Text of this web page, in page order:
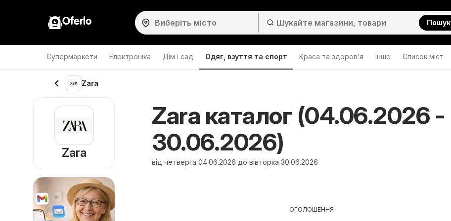
Oferlo Пошук
Супермаркети Електроніка Дім і сад Одяг, взуття та спорт Краса та здоров’я Інше Cписок міст
Zara
Zara каталог (04.06.2026 -
30.06.2026)
від четверга 04.06.2026 до вівторка 30.06.2026
ОГОЛОШЕННЯ
Zara